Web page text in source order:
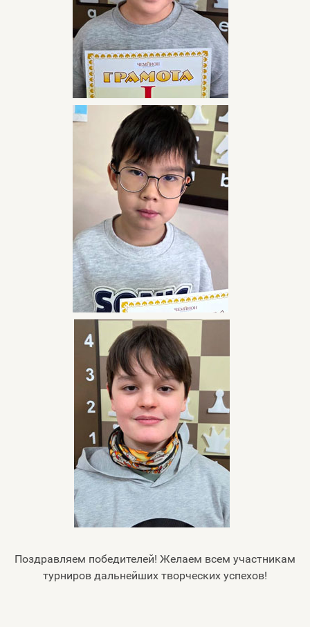
Поздравляем победителей! Желаем всем участникам
турниров дальнейших творческих успехов!